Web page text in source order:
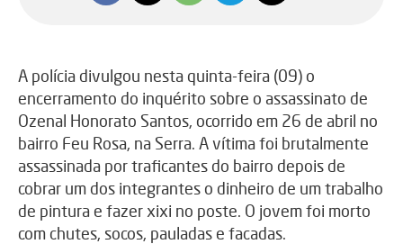
A polícia divulgou nesta quinta-feira (09) o
encerramento do inquérito sobre o assassinato de
Ozenal Honorato Santos, ocorrido em 26 de abril no
bairro Feu Rosa, na Serra. A vítima foi brutalmente
assassinada por traficantes do bairro depois de
cobrar um dos integrantes o dinheiro de um trabalho
de pintura e fazer xixi no poste. O jovem foi morto
com chutes, socos, pauladas e facadas.